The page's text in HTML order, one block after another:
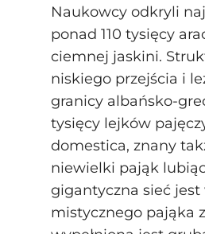
Naukowcy odkryli
ponad 110 tysięcy
ciemnej jaskini.
niskiego przejścia i
granicy
tysięcy lejków
domestica, znany
niewielki pająk
gigantyczna sieć jest
mistycznego pająka